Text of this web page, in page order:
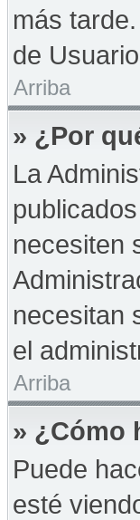
más
de
Arriba
» ¿Por
La
necesiten
necesitan
el
Arriba
» ¿Cómo
Puede
esté